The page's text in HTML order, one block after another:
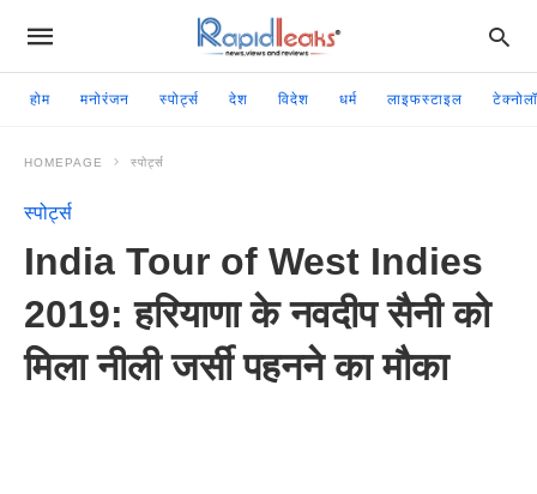
होम मनोरंजन स्पोर्ट्स देश विदेश धर्म लाइफस्टाइल
HOMEPAGE स्पोर्ट्स
स्पोर्ट्स
India Tour of West Indies
2019: हरियाणा के नवदीप सैनी को
मिला नीली जर्सी पहनने का मौका